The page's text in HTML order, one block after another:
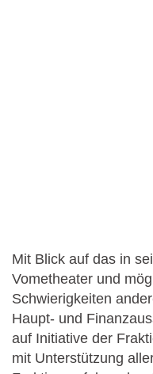
Mit Blick auf das in
Vometheater und
Schwierigkeiten
Haupt- und
auf Initiative der
mit Unterstützung